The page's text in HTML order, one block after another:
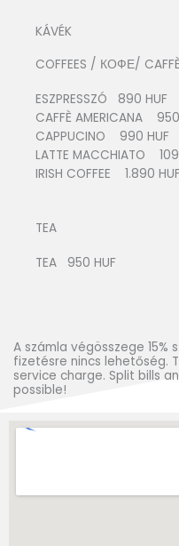
KÁVÉK
COFFEES / КОФЕ/
ESZPRESSZÓ 890 HUF
CAFFÈ AMERICANA
CAPPUCINO 990 HUF
LATTE MACCHIATO
IRISH COFFEE 1.890 HUF
TEA
TEA 950 HUF
A számla végösszege 15%
fizetésre nincs lehetőség.
service charge. Split bills
possible!